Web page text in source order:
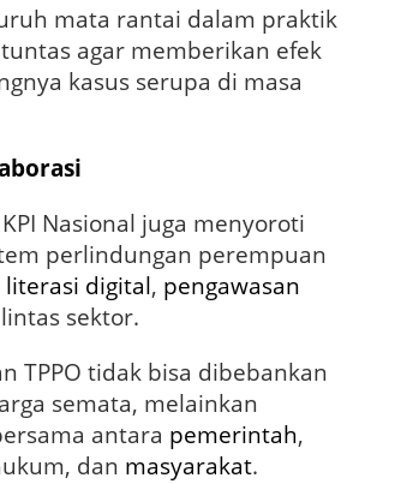
mata rantai dalam praktik
agar memberikan efek
kasus serupa di masa
Nasional juga menyoroti
perlindungan perempuan
literasi digital, pengawasan
sektor.
TPPO tidak bisa dibebankan
semata, melainkan
antara pemerintah,
dan masyarakat.